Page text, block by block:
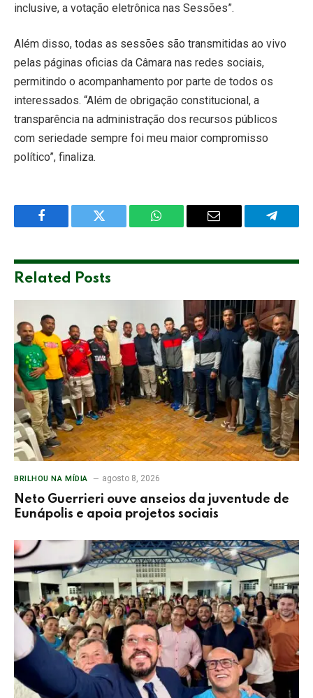
inclusive, a votação eletrônica nas Sessões”.
Além disso, todas as sessões são transmitidas ao vivo
pelas páginas oficias da Câmara nas redes sociais,
permitindo o acompanhamento por parte de todos os
interessados. “Além de obrigação constitucional, a
transparência na administração dos recursos públicos
com seriedade sempre foi meu maior compromisso
político”, finaliza.
Facebook Twitter WhatsApp Email
Related Posts
BRILHOU NA MÍDIA agosto 8, 2026
Neto Guerrieri ouve anseios da juventude de
Eunápolis e apoia projetos sociais